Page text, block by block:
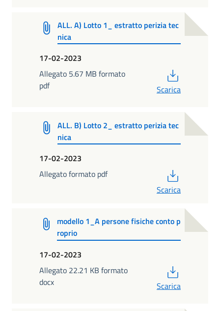
ALL. A) Lotto 1_ estratto perizia tec
nica
17-02-2023
Allegato 5.67 MB formato
pdf
Scarica
ALL. B) Lotto 2_ estratto perizia tec
nica
17-02-2023
Allegato formato pdf
Scarica
modello 1_A persone fisiche conto p
roprio
17-02-2023
Allegato 22.21 KB formato
docx
Scarica